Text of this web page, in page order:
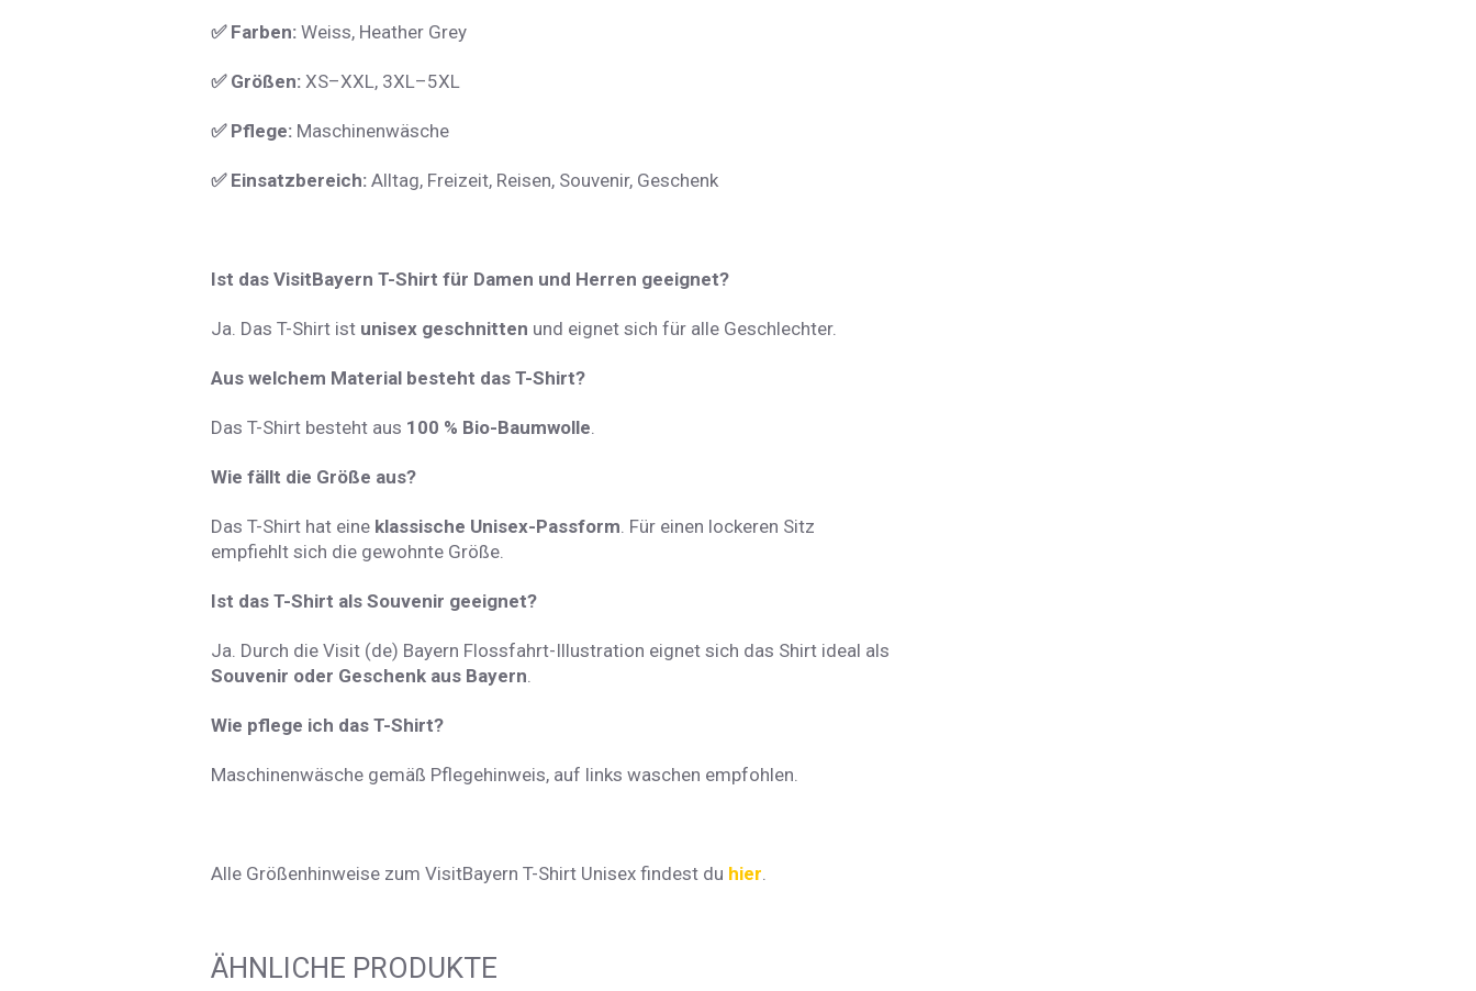
✅Farben: Weiss, Heather Grey
✅Größen: XS–XXL, 3XL–5XL
✅Pflege: Maschinenwäsche
✅Einsatzbereich: Alltag, Freizeit, Reisen, Souvenir, Geschenk
Ist das VisitBayern T-Shirt für Damen und Herren geeignet?
Ja. Das T-Shirt ist unisex geschnitten und eignet sich für alle Geschlechter.
Aus welchem Material besteht das T-Shirt?
Das T-Shirt besteht aus 100 % Bio-Baumwolle
Wie fällt die Größe aus?
Das T-Shirt hat eine klassische Unisex-Passform . Für einen lockeren Sitz
empfiehlt sich die gewohnte Größe.
Ist das T-Shirt als Souvenir geeignet?
Ja. Durch die Visit (de) Bayern Flossfahrt-Illustration eignet sich das Shirt ideal als
Souvenir oder Geschenk aus Bayern
Wie pflege ich das T-Shirt?
Maschinenwäsche gemäß Pflegehinweis, auf links waschen empfohlen.
Alle Größenhinweise zum VisitBayern T-Shirt Unisex findest du hier
ÄHNLICHE PRODUKTE